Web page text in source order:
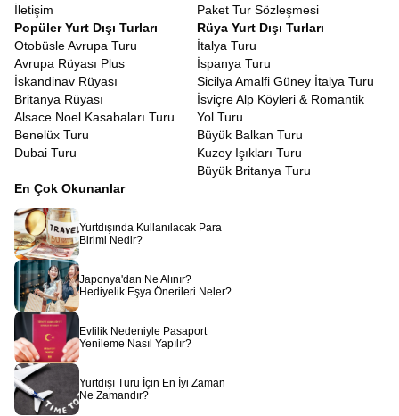
İletişim
Paket Tur Sözleşmesi
Popüler Yurt Dışı Turları
Otobüsle Avrupa Turu
Avrupa Rüyası Plus
İskandinav Rüyası
Britanya Rüyası
Alsace Noel Kasabaları Turu
Benelüx Turu
Dubai Turu
Rüya Yurt Dışı Turları
İtalya Turu
İspanya Turu
Sicilya Amalfi Güney İtalya Turu
İsviçre Alp Köyleri & Romantik
Yol Turu
Büyük Balkan Turu
Kuzey Işıkları Turu
Büyük Britanya Turu
En Çok Okunanlar
Yurtdışında Kullanılacak Para
Birimi Nedir?
Japonya'dan Ne Alınır?
Hediyelik Eşya Önerileri Neler?
Evlilik Nedeniyle Pasaport
Yenileme Nasıl Yapılır?
Yurtdışı Turu İçin En İyi Zaman
Ne Zamandır?